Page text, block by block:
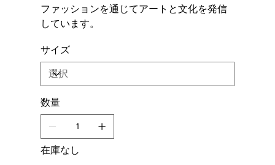
ファッションを通じてアートと文化を発信
しています。
サイズ
数量
在庫なし